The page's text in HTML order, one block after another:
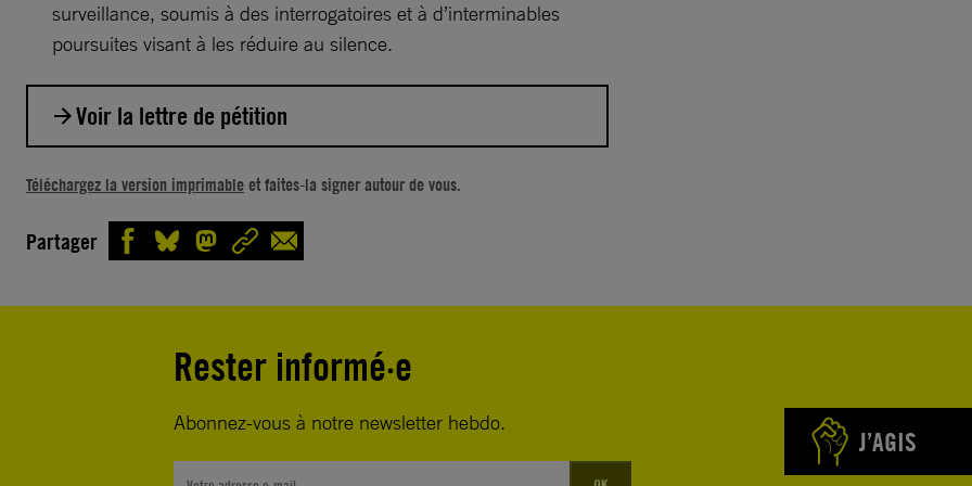
surveillance, soumis à des interrogatoires et à d’interminables
poursuites visant à les réduire au silence.
Voir la lettre de pétition
La défenseure des droits humains Atena Daemi purge une peine
de prison de 7 ans. Cette défenseure des droits humains n’a fait
détention et est à présent très préoccupant.
prisonnière d’opinion et qu’elle a été arrêtée à cause de ses
activités pacifiques de défense des droits humains. Aussi, je
Téléchargez la version imprimable et faites-la signer autour de vous.
Partager
Rester informé·e
Abonnez-vous à notre newsletter hebdo.
J’AGIS